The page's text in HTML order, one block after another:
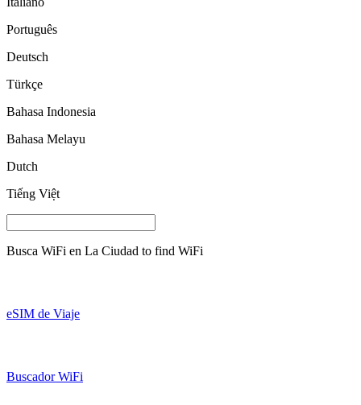
Português
Deutsch
Türkçe
Bahasa Indonesia
Bahasa Melayu
Dutch
Tiếng Việt
Busca WiFi en La Ciudad to find WiFi
eSIM de Viaje
Buscador WiFi